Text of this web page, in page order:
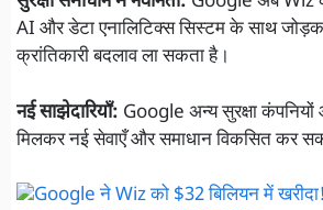
AI और डेटा एनालिटिक्स सिस्टम के साथ
क्रांतिकारी बदलाव ला सकता है।
नई साझेदारियाँ: Google अन्य सुरक्षा
मिलकर नई सेवाएँ और समाधान विकसित कर